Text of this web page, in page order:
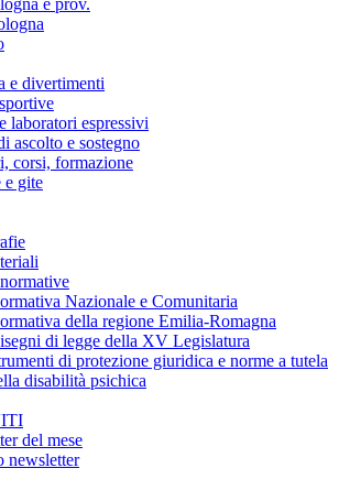
e prov.
e divertimenti
laboratori espressivi
ascolto e sostegno
corsi, formazione
e gite
Nazionale e Comunitaria
della regione Emilia-Romagna
di legge della XV Legislatura
di protezione giuridica e norme a tutela
disabilità psichica
del mese
newsletter